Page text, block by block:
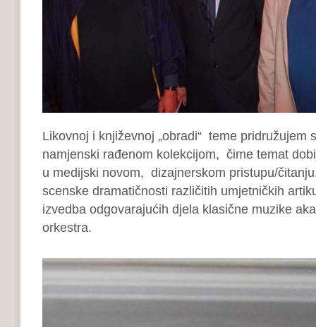
Likovnoj i književnoj „obradi“ teme pridružujem
namjenski rađenom kolekcijom, čime temat
u medijski novom, dizajnerskom pristupu/
scenske dramatičnosti različitih umjetničkih
izvedba odgovarajućih djela klasične muzike
orkestra.